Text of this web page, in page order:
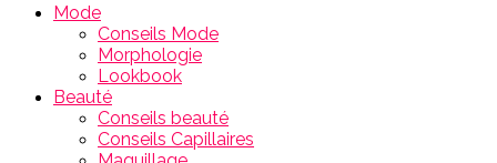
Mode
Conseils Mode
Morphologie
Lookbook
Beauté
Conseils beauté
Conseils Capillaires